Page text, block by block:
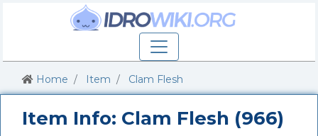
Home Item Clam Flesh
Item Info: Clam Flesh (966)